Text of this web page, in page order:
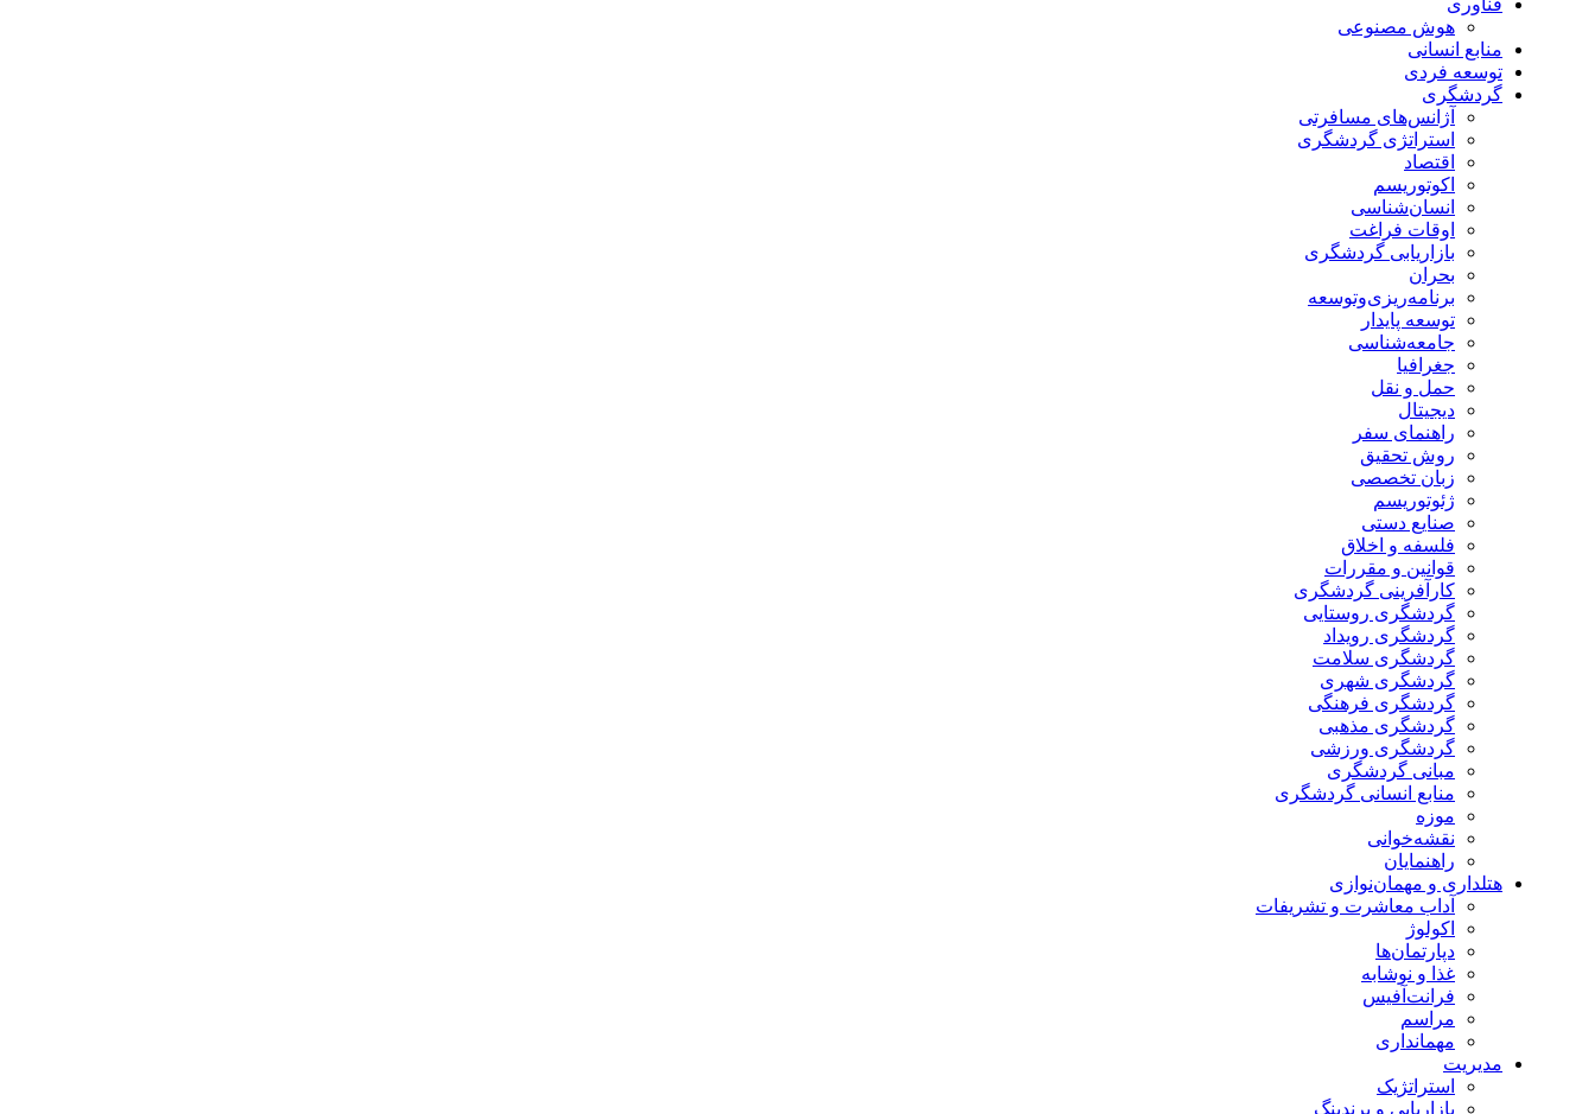
فناوری
هوش مصنوعی
منابع انسانی
توسعه فردی
گردشگری
آژانس‌های مسافرتی
استراتژی گردشگری
اقتصاد
اکوتوریسم
انسان‌شناسی
اوقات فراغت
بازاریابی گردشگری
بحران
برنامه‌ریزی‌وتوسعه
توسعه پایدار
جامعه‌شناسی
جغرافیا
حمل و نقل
دیجیتال
راهنمای سفر
روش تحقیق
زبان تخصصی
ژئوتوریسم
صنایع دستی
فلسفه و اخلاق
قوانین و مقررات
کارآفرینی گردشگری
گردشگری روستایی
گردشگری رویداد
گردشگری سلامت
گردشگری شهری
گردشگری فرهنگی
گردشگری مذهبی
گردشگری ورزشی
مبانی گردشگری
منابع انسانی گردشگری
موزه
نقشه‌خوانی
راهنمایان
هتلداری و مهمان‌نوازی
آداب معاشرت و تشریفات
اکولوژ
دپارتمان‌ها
غذا و نوشابه
فرانت‌آفیس
مراسم
مهمانداری
مدیریت
استراتژیک
بازاریابی و برندینگ